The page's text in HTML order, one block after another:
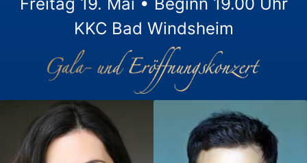
KKC Bad Windsheim